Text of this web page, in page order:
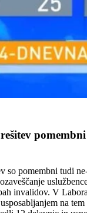
so pomembni tudi
invalidov. V
na